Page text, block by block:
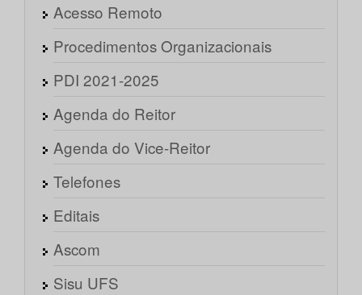
Acesso Remoto
Procedimentos Organizacionais
PDI 2021-2025
Agenda do Reitor
Agenda do Vice-Reitor
Telefones
Editais
Ascom
Sisu UFS